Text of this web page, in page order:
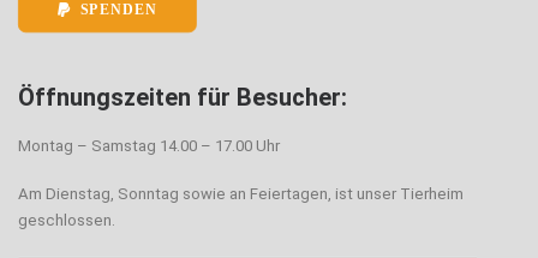
SPENDEN
Öffnungszeiten für Besucher:
Montag – Samstag 14.00 – 17.00 Uhr
Am Dienstag, Sonntag sowie an Feiertagen, ist unser Tierheim
geschlossen.